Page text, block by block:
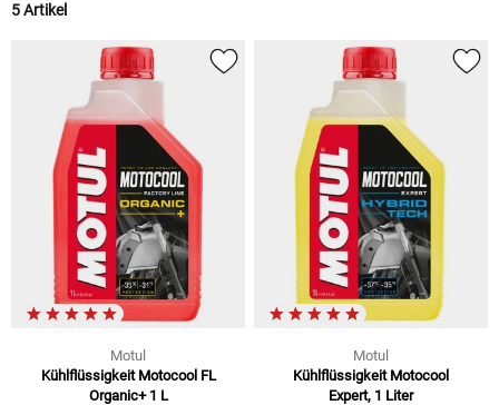
5 Artikel
Motul
Kühlflüssigkeit Motocool FL
Organic+ 1 L
Motul
Kühlflüssigkeit Motocool
Expert, 1 Liter